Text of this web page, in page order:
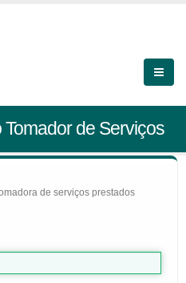
de Serviços
de serviços prestados